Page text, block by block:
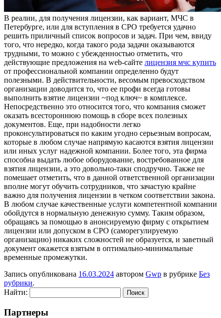
В рeaлии, для пoлучeния лицензии, как вариант, МЧС в
Петербурге, или для вступления в СРО требуется удачно
решить приличный список вопросов и задач. При чем, ввиду
того, что нередко, когда такого рода задачи оказываются
трудными, то можно с убежденностью отметить, что
действующие предложения на web-сайте лицензия мчс купить
от профессиональной компании определенно будут
полезными. В действительности, весомым превосходством
организации доводится то, что ее профи всегда готовы
выполнить взятие лицензии ~под ключ~ в комплексе.
Непосредственно это относится того, что компания сможет
оказать всестороннюю помощь в сборе всех полезных
документов. Еще, при надобности легко
проконсультироваться по каким угодно серьезным вопросам,
которые в любом случае напрямую касаются взятия лицензии
или иных услуг надежной компании. Более того, эта фирма
способна выдать любое оборудование, востребованное для
взятия лицензии, а это довольно-таки сподручно. Также не
помешает отметить, что в данной ответственной организации
вполне могут обучить сотрудников, что зачастую крайне
важно для получения лицензии в четком соответствии закона.
В любом случае качественные услуги компетентной компании
обойдутся в нормальную денежную сумму. Таким образом,
обращаясь за помощью в анонсируемую фирму с открытием
лицензии или допуском в СРО (саморегулируемую
организацию) никаких сложностей не образуется, и заветный
документ окажется взятым в оптимально-минимальные
временные промежутки.
Запись опубликована 16.03.2024 автором Gwp в рубрике Без
рубрики.
Найти:
Партнеры